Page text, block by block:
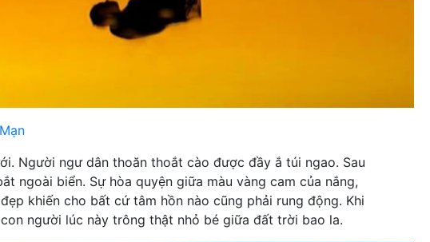
Người ngư dân thoăn thoắt cào được đầy ắ túi ngao. Sau
ngoài biển. Sự hòa quyện giữa màu vàng cam của nắng,
khiến cho bất cứ tâm hồn nào cũng phải rung động. Khi
người lúc này trông thật nhỏ bé giữa đất trời bao la.